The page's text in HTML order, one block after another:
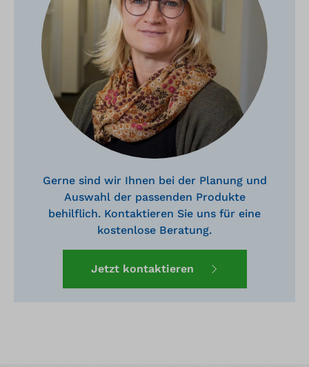
Gerne sind wir Ihnen bei der Planung und
Auswahl der passenden Produkte
behilflich. Kontaktieren Sie uns für eine
kostenlose Beratung.
Jetzt kontaktieren